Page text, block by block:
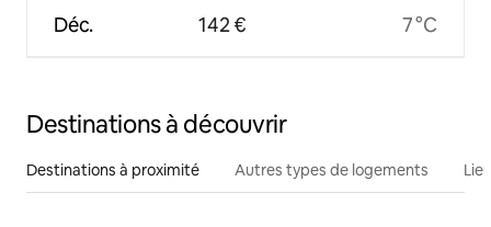
Déc. 142 € 7 °C
Destinations à découvrir
Destinations à proximité Autres types de logements